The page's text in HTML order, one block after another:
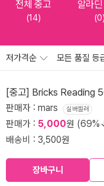
전체 중고
(14)
알라
(0)
저가격순 모든 품질 등
[중고] Bricks Reading
판매자 : mars 실버셀러
판매가 : 5,000원
배송비 : 3,500원
장바구니